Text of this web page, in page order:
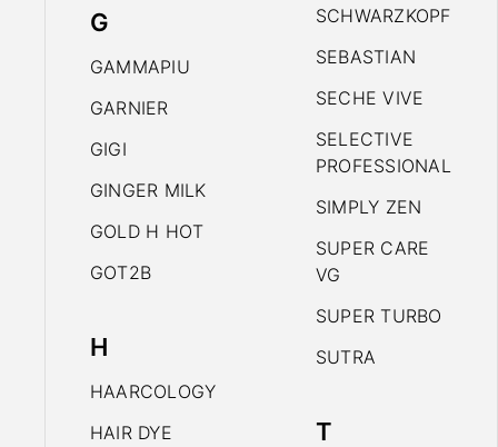
G
GAMMAPIU
GARNIER
GIGI
GINGER MILK
GOLD H HOT
GOT2B
H
HAARCOLOGY
HAIR DYE
SCHWARZKOPF
SEBASTIAN
SECHE VIVE
SELECTIVE
PROFESSIONAL
SIMPLY ZEN
SUPER CARE
VG
SUPER TURBO
SUTRA
T